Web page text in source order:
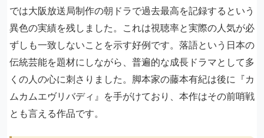
では大阪放送局制作の朝ドラで過去最高を記録するという
異色の実績を残しました。これは視聴率と実際の人気が必
ずしも一致しないことを示す好例です。落語という日本の
伝統芸能を題材にしながら、普遍的な成長ドラマとして多
くの人の心に刺さりました。脚本家の藤本有紀は後に『カ
ムカムエヴリバディ』を手がけており、本作はその前哨戦
とも言える作品です。